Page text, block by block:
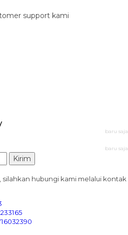
support kami
baru saja
baru saja
Kirim
hubungi kami melalui kontak